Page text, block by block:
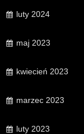
luty 2024
maj 2023
kwiecień 2023
marzec 2023
luty 2023